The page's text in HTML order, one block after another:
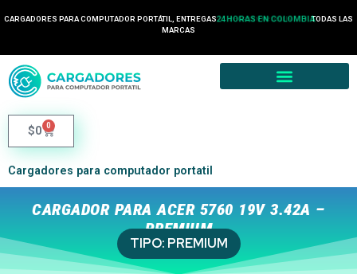
CARGADORES PARA COMPUTADOR PORTÁTIL, ENTREGAS 2 HORA EN MEDELLÍN
24 HORAS EN COLOMBIATODAS LAS
MARCAS
$0 0
Cargadores para computador portatil
CARGADOR PARA ACER 5760 19V 3.42A –
PREMIUM
TIPO: PREMIUM